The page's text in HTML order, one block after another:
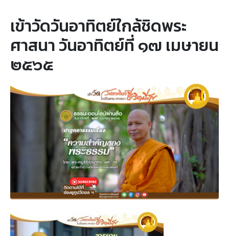
เข้าวัดวันอาทิตย์ใกล้ชิดพระ
ศาสนา วันอาทิตย์ที่ ๑๗ เมษายน
๒๕๖๕